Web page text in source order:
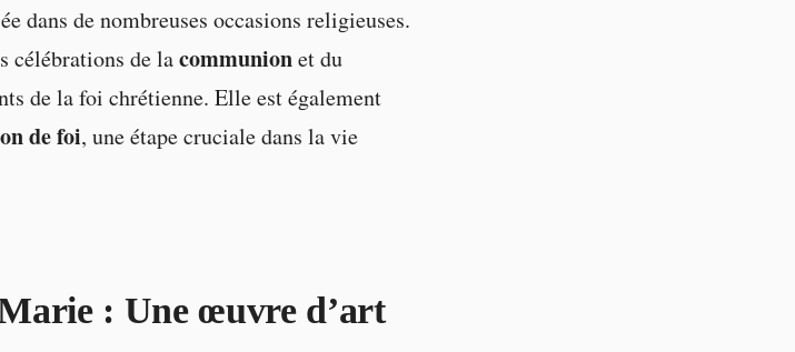
dans de nombreuses occasions religieuses.
célébrations de lacommunionet du
de la foi chrétienne. Elle est également
de foi, une étape cruciale dans la vie
: Une œuvre d’art